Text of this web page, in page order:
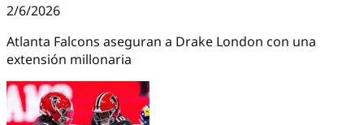
2/6/2026
Atlanta Falcons aseguran a Drake London con una
extensión millonaria